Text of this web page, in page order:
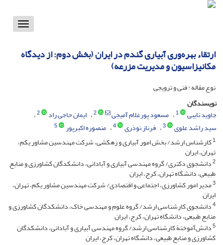
Toggle
ارتقاء بهره‌وری آبیاری گندم در ایران (بخش دوم: از دیدگاه
مکانیزاسیون و مدیریت مزرعه)
نوع مقاله : فنی و ترویجی
نویسندگان
جاوید نایبی
1 مسعود پورغلام آمیجی 2 ایمان حاجی راد 2
سید راشد علوی 3 فرناز نوذری 4 منصوره اکبرپور
5
1کارشناس ارشد/ بخش امور آبیاری و زهکشی، شرکت مهندسین مشاور یکم،
تهران، ایران
2دانشجوی دکتری/ گروه مهندسی آبیاری و آبادانی، دانشکدگان کشاورزی و منابع
طبیعی، دانشگاه تهران، کرج، ایران
3مدیر امور کشاورزی، اجتماعی و اقتصادی/ شرکت مهندسین مشاور یکم، تهران،
ایران
4دانشجوی کارشناسی ارشد/ گروه علوم و مهندسی خاک، دانشکدگان کشاورزی و
منابع طبیعی، دانشگاه تهران، کرج، ایران
5دانش‌آموختة کارشناسی ارشد/ گروه مهندسی آبیاری و آبادانی، دانشکدگان
کشاورزی و منابع طبیعی، دانشگاه تهران، کرج، ایران